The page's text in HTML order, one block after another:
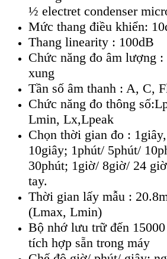
½ electret condenser
Mức thang điều khiển:
Thang linearity : 100dB
Chức năng đo âm lượng :
xung
Tần số âm thanh : A, C,
Chức năng đo thông
Lmin, Lx,Lpeak
Chọn thời gian đo :
10giây; 1phút/ 5phút/
30phút; 1giờ/ 8giờ/ 24
tay.
Thời gian lấy mẫu :
(Lmax, Lmin)
Bộ nhớ lưu trữ đến
tích hợp sẵn trong máy